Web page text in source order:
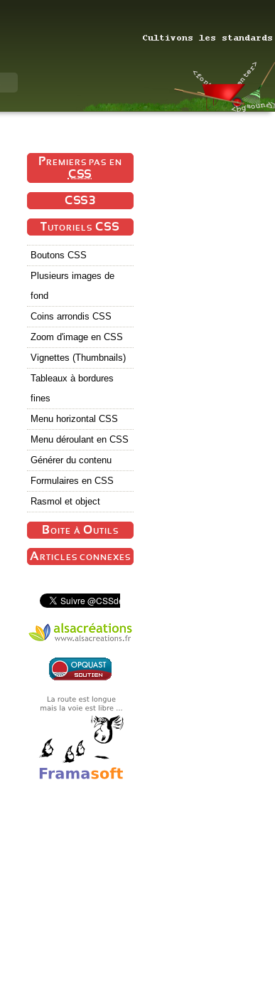
Premiers pas en
CSS
CSS3
Tutoriels CSS
Boutons CSS
Plusieurs images de
fond
Coins arrondis CSS
Zoom d'image en CSS
Vignettes (Thumbnails)
Tableaux à bordures
fines
Menu horizontal CSS
Menu déroulant en CSS
Générer du contenu
Formulaires en CSS
Rasmol et object
Boite à Outils
Articles connexes